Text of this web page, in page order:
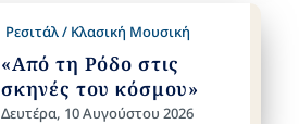
Ρεσιτάλ / Κλασική Μουσική
«Από τη Ρόδο στις
σκηνές του κόσμου»
Δευτέρα, 10 Αυγούστου 2026